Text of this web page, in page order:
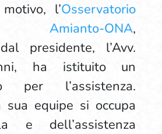
l’Osservatorio
Amianto-ONA,
presidente, l’Avv.
ha istituito un
per l’assistenza.
sua equipe si occupa
e dell’assistenza